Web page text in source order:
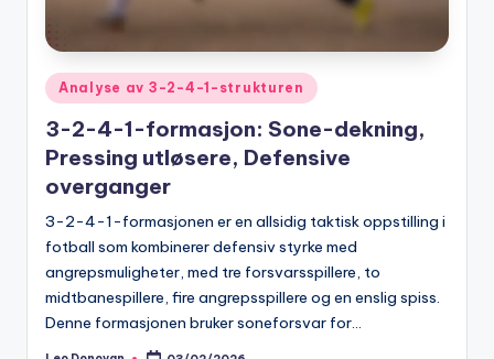
Posted
in
Analyse av 3-2-4-1-strukturen
3-2-4-1-formasjon: Sone-dekning,
Pressing utløsere, Defensive
overganger
3-2-4-1-formasjonen er en allsidig taktisk oppstilling i
fotball som kombinerer defensiv styrke med
angrepsmuligheter, med tre forsvarsspillere, to
midtbanespillere, fire angrepsspillere og en enslig spiss.
Denne formasjonen bruker soneforsvar for…